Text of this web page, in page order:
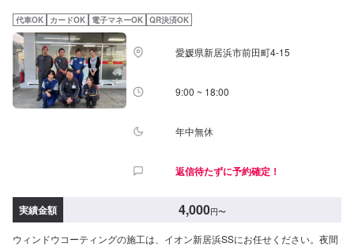
代車OK カードOK 電子マネーOK QR決済OK
愛媛県新居浜市前田町4-15
9:00 ~ 18:00
年中無休
返信待たずに予約確定！
実績金額 4,000円〜
ウィンドウコーティングの施工は、イオン新居浜SSにお任せください。夜間